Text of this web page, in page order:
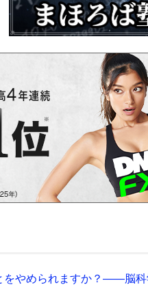
をやめられますか？——脳科